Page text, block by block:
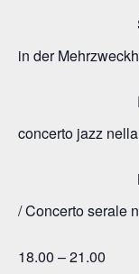
in der
concerto jazz
/ Concerto serale
18.00 –